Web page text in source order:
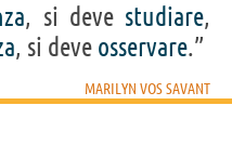
, si deve studiare,
, si deve osservare.”
MARILYN VOS SAVANT